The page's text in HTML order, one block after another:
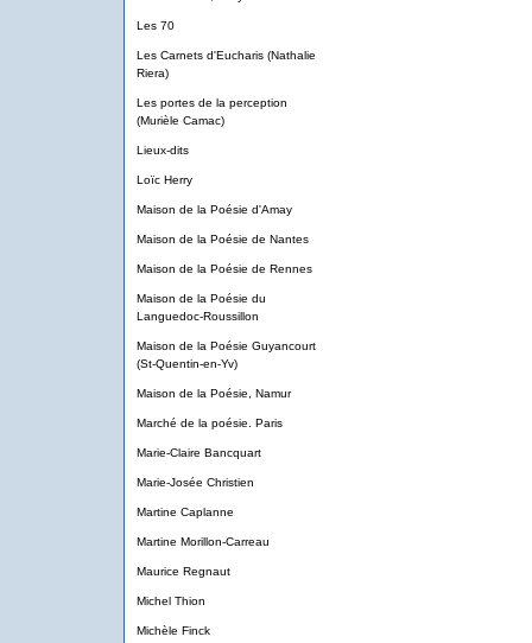
Les 70
Les Carnets d'Eucharis (Nathalie
Riera)
Les portes de la perception
(Murièle Camac)
Lieux-dits
Loïc Herry
Maison de la Poésie d'Amay
Maison de la Poésie de Nantes
Maison de la Poésie de Rennes
Maison de la Poésie du
Languedoc-Roussillon
Maison de la Poésie Guyancourt
(St-Quentin-en-Yv)
Maison de la Poésie, Namur
Marché de la poésie. Paris
Marie-Claire Bancquart
Marie-Josée Christien
Martine Caplanne
Martine Morillon-Carreau
Maurice Regnaut
Michel Thion
Michèle Finck